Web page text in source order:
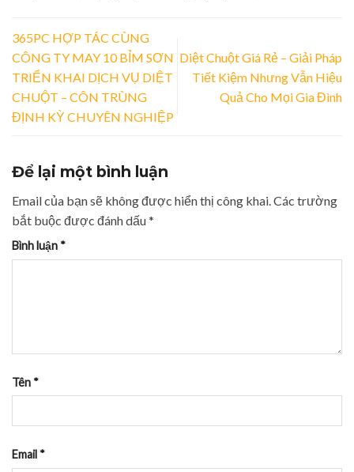
365PC HỢP TÁC CÙNG
CÔNG TY MAY 10 BỈM SƠN
TRIỂN KHAI DỊCH VỤ DIỆT
CHUỘT – CÔN TRÙNG
ĐỊNH KỲ CHUYÊN NGHIỆP
Diệt Chuột Giá Rẻ – Giải Pháp
Tiết Kiệm Nhưng Vẫn Hiệu
Quả Cho Mọi Gia Đình
Để lại một bình luận
Email của bạn sẽ không được hiển thị công khai.Các trường
bắt buộc được đánh dấu*
Bình luận *
Tên *
Email *